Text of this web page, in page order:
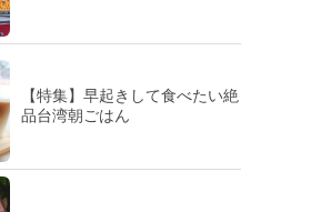
【特集】早起きして食べたい絶
品台湾朝ごはん